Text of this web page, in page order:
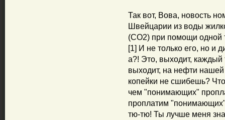
Так вот, Вова, новость
Швейцарии из воды
(СО2) при помощи одной
[1] И не только его, но и
а?! Это, выходит, каждый
выходит, на нефти нашей
копейки не сшибешь?
чем "понимающих"
проплатим
тю-тю! Ты лучше меня